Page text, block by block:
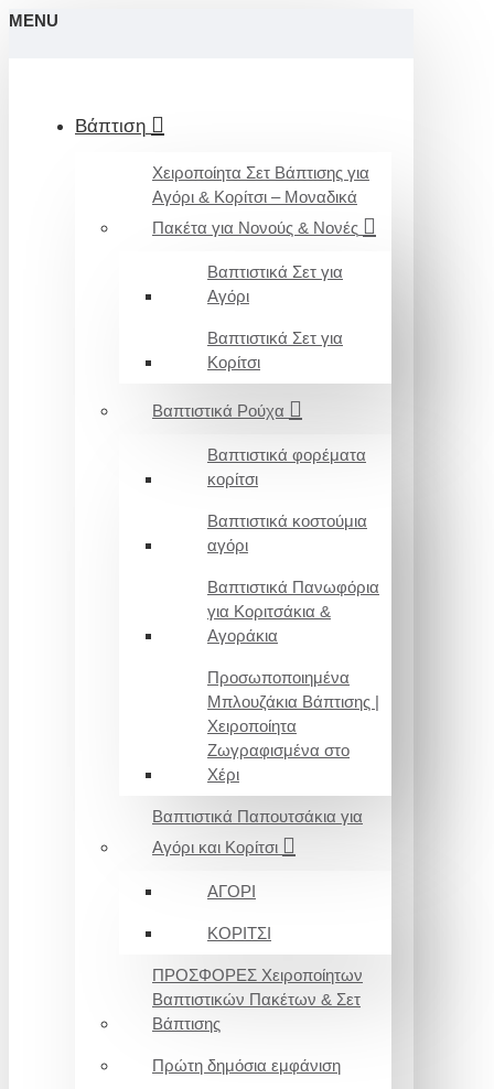
MENU
Βάπτιση
Χειροποίητα Σετ Βάπτισης για
Αγόρι & Κορίτσι – Μοναδικά
Πακέτα για Νονούς & Νονές
Βαπτιστικά Σετ για
Αγόρι
Βαπτιστικά Σετ για
Κορίτσι
Βαπτιστικά Ρούχα
Βαπτιστικά φορέματα
κορίτσι
Βαπτιστικά κοστούμια
αγόρι
Βαπτιστικά Πανωφόρια
για Κοριτσάκια &
Αγοράκια
Προσωποποιημένα
Μπλουζάκια Βάπτισης |
Χειροποίητα
Ζωγραφισμένα στο
Χέρι
Βαπτιστικά Παπουτσάκια για
Αγόρι και Κορίτσι
ΑΓΟΡΙ
ΚΟΡΙΤΣΙ
ΠΡΟΣΦΟΡΕΣ Χειροποίητων
Βαπτιστικών Πακέτων & Σετ
Βάπτισης
Πρώτη δημόσια εμφάνιση